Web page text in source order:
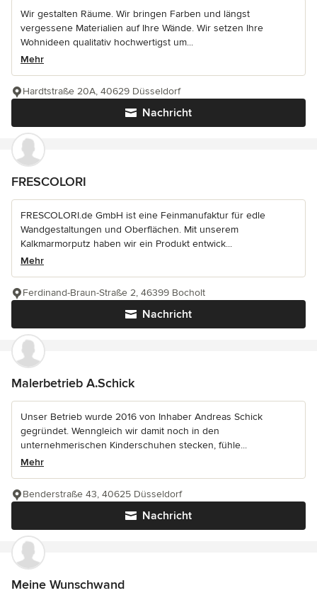
Wir gestalten Räume. Wir bringen Farben und längst
vergessene Materialien auf Ihre Wände. Wir setzen Ihre
Wohnideen qualitativ hochwertigst um...
Mehr
Nachricht
Hardtstraße 20A, 40629 Düsseldorf
FRESCOLORI
FRESCOLORI.de GmbH ist eine Feinmanufaktur für edle
Wandgestaltungen und Oberflächen. Mit unserem
Kalkmarmorputz haben wir ein Produkt entwick...
Mehr
Nachricht
Ferdinand-Braun-Straße 2, 46399 Bocholt
Malerbetrieb A.Schick
Unser Betrieb wurde 2016 von Inhaber Andreas Schick
gegründet. Wenngleich wir damit noch in den
unternehmerischen Kinderschuhen stecken, fühle...
Mehr
Nachricht
Benderstraße 43, 40625 Düsseldorf
Meine Wunschwand